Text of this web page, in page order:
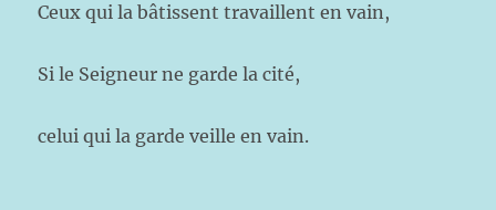
Ceux qui la bâtissent travaillent en vain,
Si le Seigneur ne garde la cité,
celui qui la garde veille en vain.